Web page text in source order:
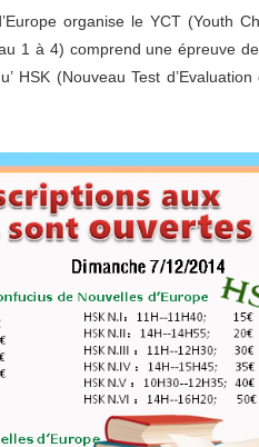
organise le YCT (Youth
1 à 4) comprend une épreuve
HSK (Nouveau Test